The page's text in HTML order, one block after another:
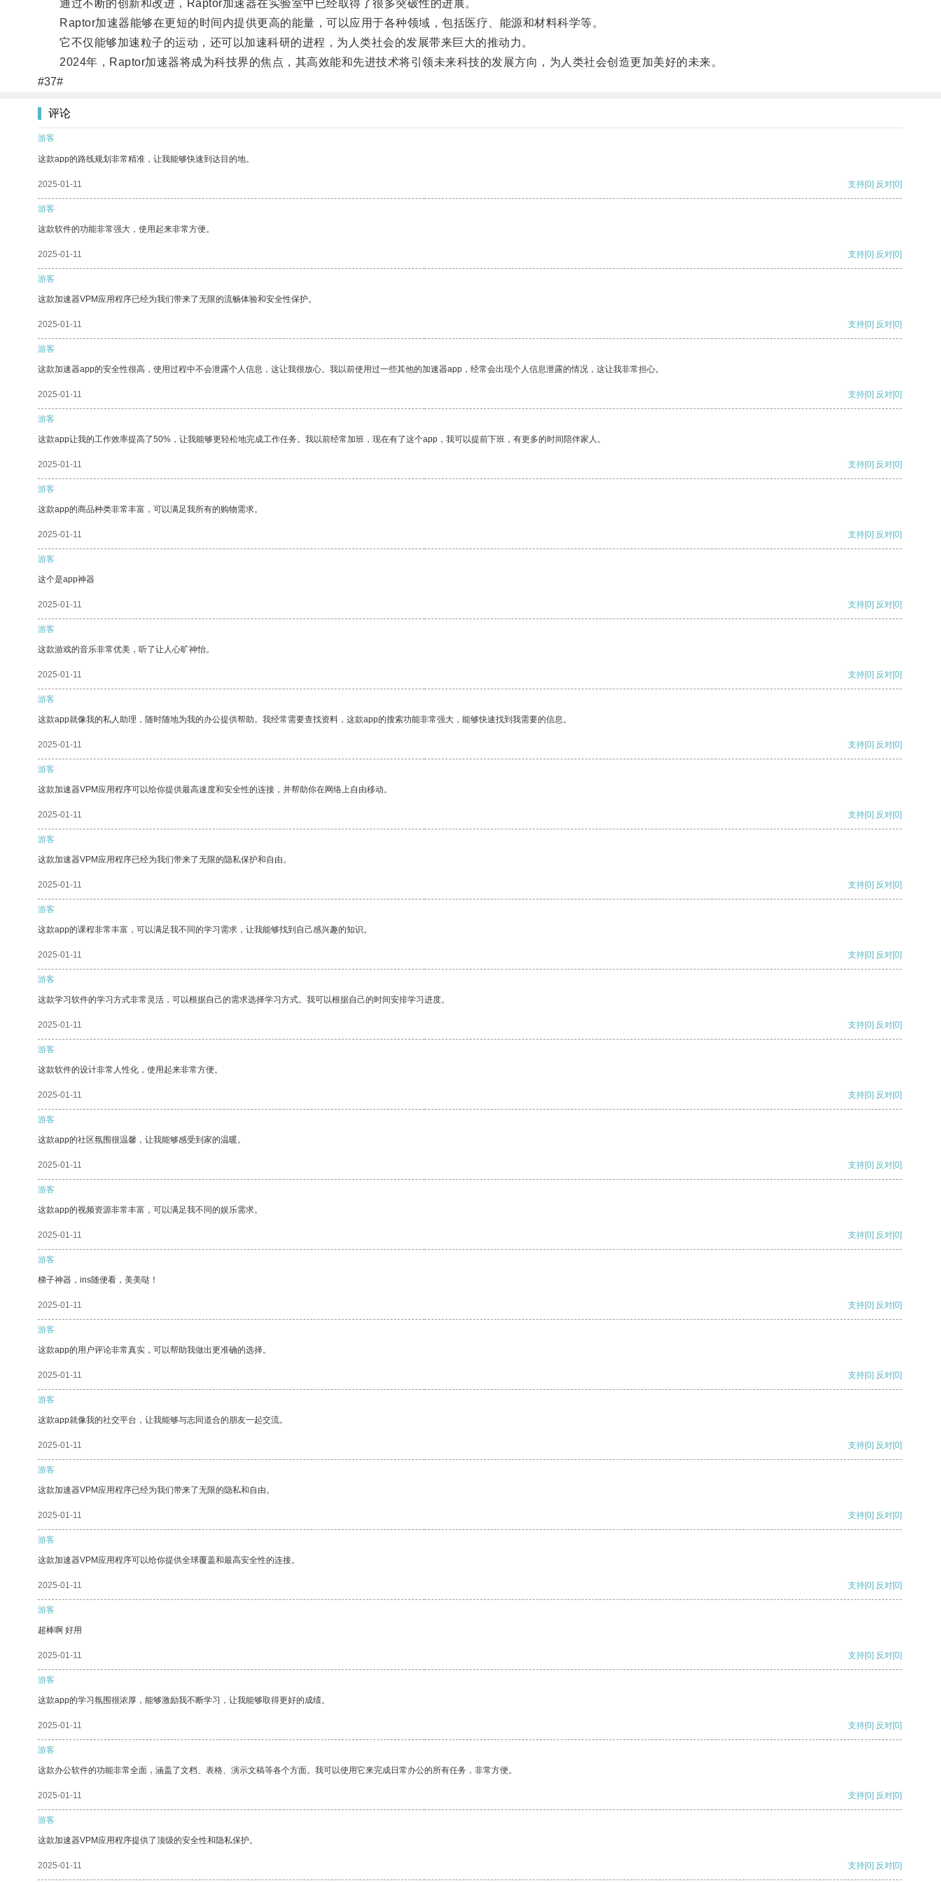
通过不断的创新和改进，Raptor加速器在实验室中已经取得了很多突破性的进展。
Raptor加速器能够在更短的时间内提供更高的能量，可以应用于各种领域，包括医疗、能源和材料科学等。
它不仅能够加速粒子的运动，还可以加速科研的进程，为人类社会的发展带来巨大的推动力。
2024年，Raptor加速器将成为科技界的焦点，其高效能和先进技术将引领未来科技的发展方向，为人类社会创造更加美好的未来。
#37#
评论
游客
这款app的路线规划非常精准，让我能够快速到达目的地。
2025-01-11 支持[0] 反对[0]
游客
这款软件的功能非常强大，使用起来非常方便。
2025-01-11 支持[0] 反对[0]
游客
这款加速器VPM应用程序已经为我们带来了无限的流畅体验和安全性保护。
2025-01-11 支持[0] 反对[0]
游客
这款加速器app的安全性很高，使用过程中不会泄露个人信息，这让我很放心。我以前使用过一些其他的加速器app，经常会出现个人信息泄露的情况，这让我非常担心。
2025-01-11 支持[0] 反对[0]
游客
这款app让我的工作效率提高了50%，让我能够更轻松地完成工作任务。我以前经常加班，现在有了这个app，我可以提前下班，有更多的时间陪伴家人。
2025-01-11 支持[0] 反对[0]
游客
这款app的商品种类非常丰富，可以满足我所有的购物需求。
2025-01-11 支持[0] 反对[0]
游客
这个是app神器
2025-01-11 支持[0] 反对[0]
游客
这款游戏的音乐非常优美，听了让人心旷神怡。
2025-01-11 支持[0] 反对[0]
游客
这款app就像我的私人助理，随时随地为我的办公提供帮助。我经常需要查找资料，这款app的搜索功能非常强大，能够快速找到我需要的信息。
2025-01-11 支持[0] 反对[0]
游客
这款加速器VPM应用程序可以给你提供最高速度和安全性的连接，并帮助你在网络上自由移动。
2025-01-11 支持[0] 反对[0]
游客
这款加速器VPM应用程序已经为我们带来了无限的隐私保护和自由。
2025-01-11 支持[0] 反对[0]
游客
这款app的课程非常丰富，可以满足我不同的学习需求，让我能够找到自己感兴趣的知识。
2025-01-11 支持[0] 反对[0]
游客
这款学习软件的学习方式非常灵活，可以根据自己的需求选择学习方式。我可以根据自己的时间安排学习进度。
2025-01-11 支持[0] 反对[0]
游客
这款软件的设计非常人性化，使用起来非常方便。
2025-01-11 支持[0] 反对[0]
游客
这款app的社区氛围很温馨，让我能够感受到家的温暖。
2025-01-11 支持[0] 反对[0]
游客
这款app的视频资源非常丰富，可以满足我不同的娱乐需求。
2025-01-11 支持[0] 反对[0]
游客
梯子神器，ins随便看，美美哒！
2025-01-11 支持[0] 反对[0]
游客
这款app的用户评论非常真实，可以帮助我做出更准确的选择。
2025-01-11 支持[0] 反对[0]
游客
这款app就像我的社交平台，让我能够与志同道合的朋友一起交流。
2025-01-11 支持[0] 反对[0]
游客
这款加速器VPM应用程序已经为我们带来了无限的隐私和自由。
2025-01-11 支持[0] 反对[0]
游客
这款加速器VPM应用程序可以给你提供全球覆盖和最高安全性的连接。
2025-01-11 支持[0] 反对[0]
游客
超棒啊 好用
2025-01-11 支持[0] 反对[0]
游客
这款app的学习氛围很浓厚，能够激励我不断学习，让我能够取得更好的成绩。
2025-01-11 支持[0] 反对[0]
游客
这款办公软件的功能非常全面，涵盖了文档、表格、演示文稿等各个方面。我可以使用它来完成日常办公的所有任务，非常方便。
2025-01-11 支持[0] 反对[0]
游客
这款加速器VPM应用程序提供了顶级的安全性和隐私保护。
2025-01-11 支持[0] 反对[0]